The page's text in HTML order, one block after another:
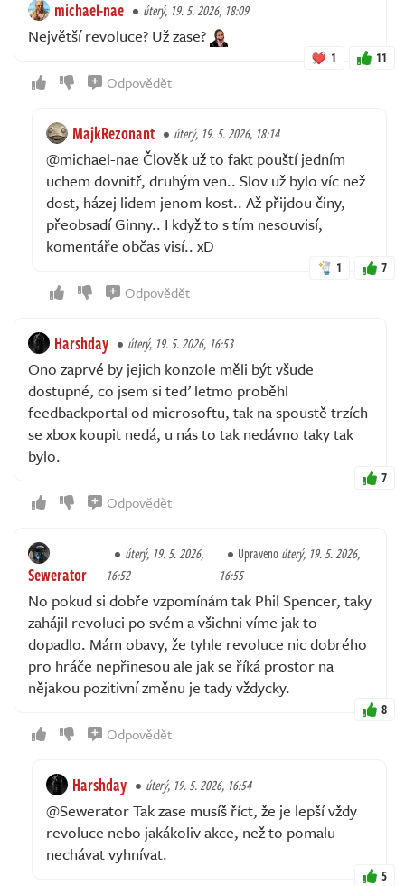
michael-nae úterý, 19. 5. 2026, 18:09
Největší revoluce? Už zase?
1 11
Odpovědět
MajkRezonant úterý, 19. 5. 2026, 18:14
@michael-nae Člověk už to fakt pouští jedním
uchem dovnitř, druhým ven.. Slov už bylo víc než
dost, házej lidem jenom kost.. Až přijdou činy,
přeobsadí Ginny.. I když to s tím nesouvisí,
komentáře občas visí.. xD
1 7
Odpovědět
Harshday úterý, 19. 5. 2026, 16:53
Ono zaprvé by jejich konzole měli být všude
dostupné, co jsem si teď letmo proběhl
feedbackportal od microsoftu, tak na spoustě trzích
se xbox koupit nedá, u nás to tak nedávno taky tak
bylo.
7
Odpovědět
Sewerator
úterý, 19. 5. 2026,
16:52
Upravenoúterý, 19. 5. 2026,
16:55
No pokud si dobře vzpomínám tak Phil Spencer, taky
zahájil revoluci po svém a všichni víme jak to
dopadlo. Mám obavy, že tyhle revoluce nic dobrého
pro hráče nepřinesou ale jak se říká prostor na
nějakou pozitivní změnu je tady vždycky.
8
Odpovědět
Harshday úterý, 19. 5. 2026, 16:54
@Sewerator Tak zase musíš říct, že je lepší vždy
revoluce nebo jakákoliv akce, než to pomalu
nechávat vyhnívat.
5